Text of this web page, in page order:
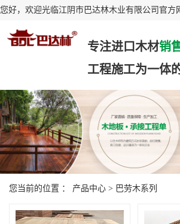
您好，欢迎光临江阴市巴达林木业有限公司官方
专注进口木材销
工程施工为一体
您当前的位置 ： 产品中心 > 巴劳木系列